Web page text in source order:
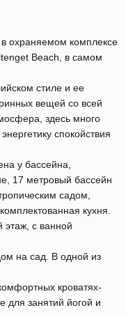
охраняемом комплексе
Beach, в самом
стиле и ее
вещей со всей
здесь много
спокойствия
у бассейна,
17 метровый бассейн
садом,
кухня.
этаж, с ванной
на сад. В одной из
кроватях-
для занятий йогой и